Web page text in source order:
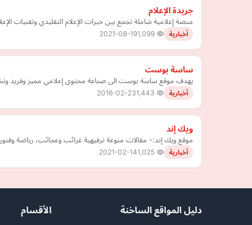
جريدة الإعلام
منصة إعلامية شاملة تجمع بين خبرات الإعلام التقليدي وتقنيات
أخبارية 2021-08-19
ساسة بوست
يهدف موقع ساسة بوست الى صناعة محتوى إعلامي مميز وفريد
أخبارية 2016-02-23
ويك إند
موقع ويك إند:- مقالات منوعة ترفيهية غرائب وعجائب، رياضة
أخبارية 2021-02-14
دليل المواقع الساخنة الأقسام